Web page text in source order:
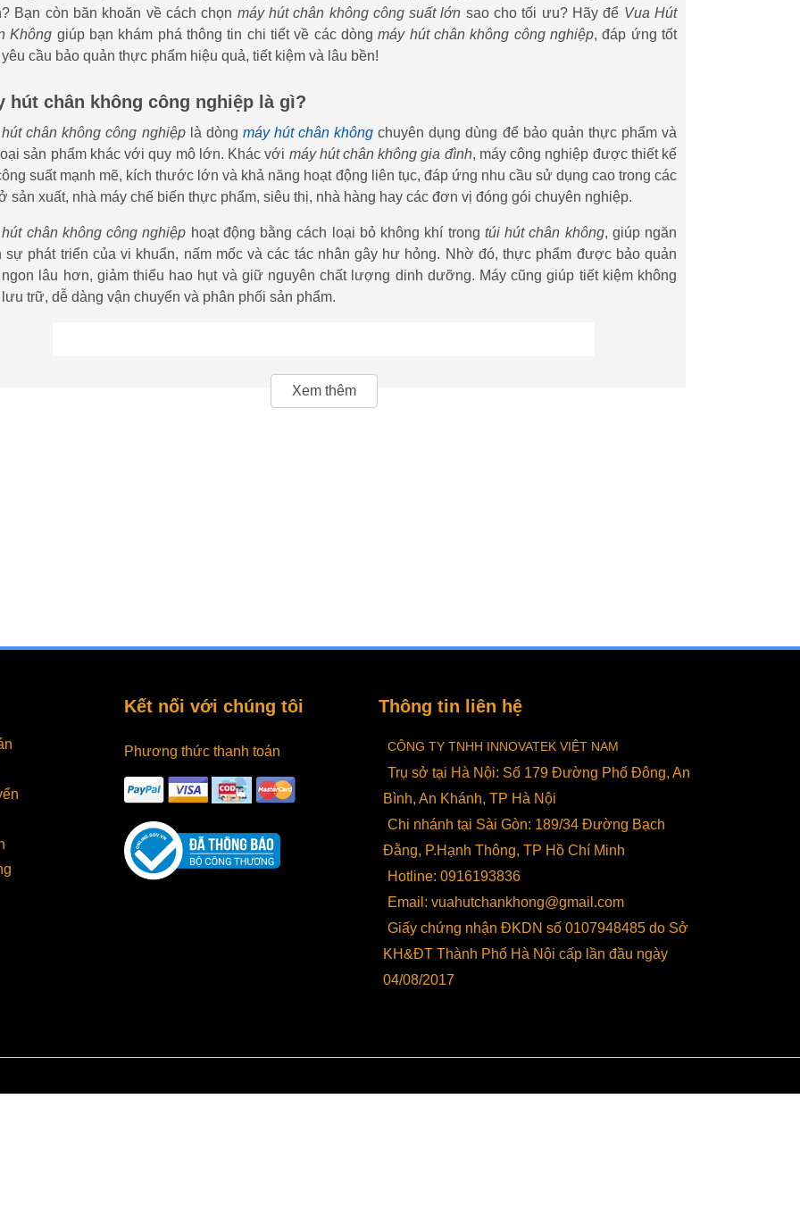
Bạn còn băn khoăn về cách chọn máy hút chân không công suất lớn sao cho tối ưu? Hãy để Vua Hút
Không giúp bạn khám phá thông tin chi tiết về các dòngmáy hút chân không công nghiệp, đáp ứng tốt
cầu bảo quản thực phẩm hiệu quả, tiết kiệm và lâu bền!
hút chân không công nghiệp là gì?
chân không công nghiệplà dòng máy hút chân không chuyên dụng dùng để bảo quản thực phẩm và
sản phẩm khác với quy mô lớn. Khác với máy hút chân không gia đình, máy công nghiệp được thiết kế
suất mạnh mẽ, kích thước lớn và khả năng hoạt động liên tục, đáp ứng nhu cầu sử dụng cao trong các
sản xuất, nhà máy chế biến thực phẩm, siêu thị, nhà hàng hay các đơn vị đóng gói chuyên nghiệp.
chân không công nghiệp hoạt động bằng cách loại bỏ không khí trong túi hút chân không, giúp ngăn
sự phát triển của vi khuẩn, nấm mốc và các tác nhân gây hư hỏng. Nhờ đó, thực phẩm được bảo quản
lâu hơn, giảm thiểu hao hụt và giữ nguyên chất lượng dinh dưỡng. Máy cũng giúp tiết kiệm không
trữ, dễ dàng vận chuyển và phân phối sản phẩm.
được phân loại theo nhiều tiêu chí, giúp người dùng dễ dàng chọn được loại
phù hợp nhất với nhu cầu đóng gói và ngân sách. Dưới đây là các phân loại phổ biến:
nghiệp sản xuất vừa và nhỏ.
Xem thêm
Kết nối với chúng tôi
Phương thức thanh toán
Thông tin liên hệ
CÔNG TY TNHH INNOVATEK VIỆT NAM
Trụ sở tại Hà Nội: Số 179 Đường Phố Đông, An
Bình, An Khánh, TP Hà Nội
Chi nhánh tại Sài Gòn: 189/34 Đường Bạch
Đằng, P.Hạnh Thông, TP Hồ Chí Minh
Hotline: 0916193836
Email: vuahutchankhong@gmail.com
Giấy chứng nhận ĐKDN số 0107948485 do Sở
KH&ĐT Thành Phố Hà Nội cấp lần đầu ngày
04/08/2017